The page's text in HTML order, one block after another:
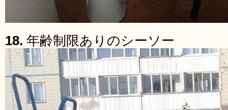
18. 年齢制限ありのシーソー